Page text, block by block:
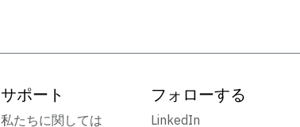
サポート
私たちに関しては
フォローする
LinkedIn